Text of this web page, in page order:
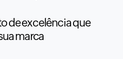
de excelência que
marca